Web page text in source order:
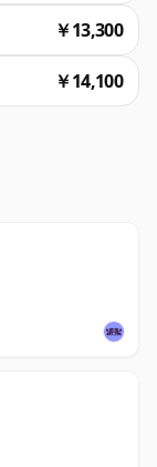
￥13,300
￥14,100